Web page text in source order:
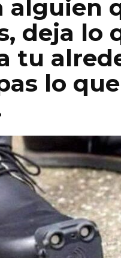
alguien
deja lo
tu
lo